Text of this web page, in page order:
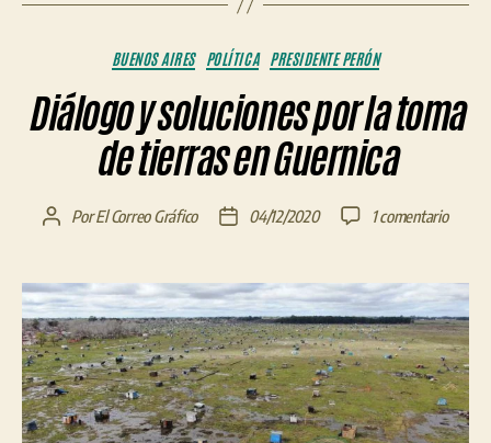
Categorías
BUENOS AIRES POLÍTICA PRESIDENTE PERÓN
Diálogo y soluciones por la toma
de tierras en Guernica
Autor
entrada
PorEl Correo Gráfico
Fecha
entrada
04/12/2020 1 comentarioen
por
la
toma
de
tierras
en